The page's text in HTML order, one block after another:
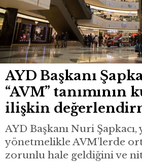
AYD Başkanı
“AVM” tanımının
ilişkin
AYD Başkanı Nuri Şapkacı,
yönetmelikle AVM’lerde
zorunlu hale geldiğini ve